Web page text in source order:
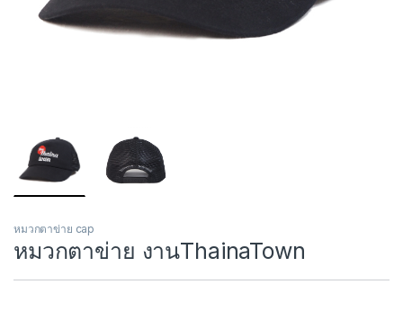
หมวกตาข่าย cap
หมวกตาข่าย งานThainaTown